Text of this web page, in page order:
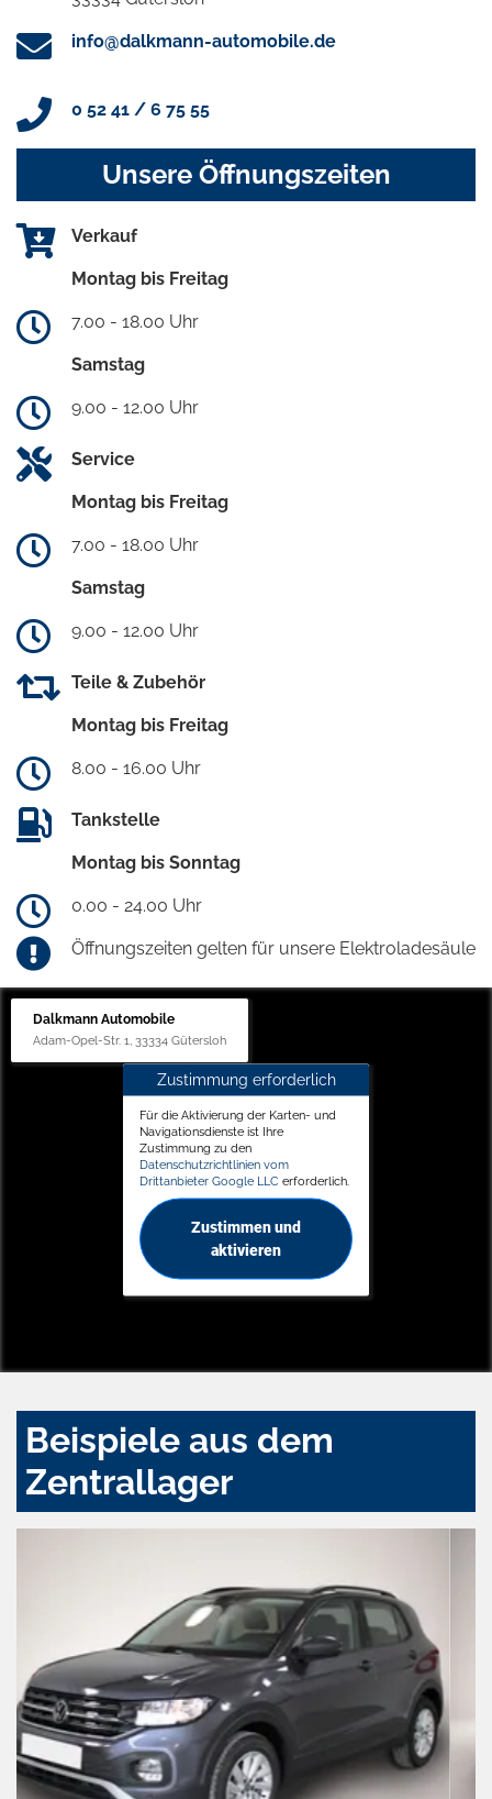
info@dalkmann-automobile.de
0 52 41 / 6 75 55
Unsere Öffnungszeiten
Verkauf
Montag bis Freitag
7.00 - 18.00 Uhr
Samstag
9.00 - 12.00 Uhr
Service
Montag bis Freitag
7.00 - 18.00 Uhr
Samstag
9.00 - 12.00 Uhr
Teile & Zubehör
Montag bis Freitag
8.00 - 16.00 Uhr
Tankstelle
Montag bis Sonntag
0.00 - 24.00 Uhr
Öffnungszeiten gelten für unsere Elektroladesäule
Dalkmann Automobile
Adam-Opel-Str. 1, 33334 Gütersloh
Zustimmung erforderlich
Für die Aktivierung der Karten- und
Navigationsdienste ist Ihre
Zustimmung zu den
Datenschutzrichtlinien vom
Drittanbieter Google LLC erforderlich.
Zustimmen und
aktivieren
Beispiele aus dem
Zentrallager